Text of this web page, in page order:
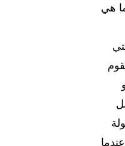
ما هي